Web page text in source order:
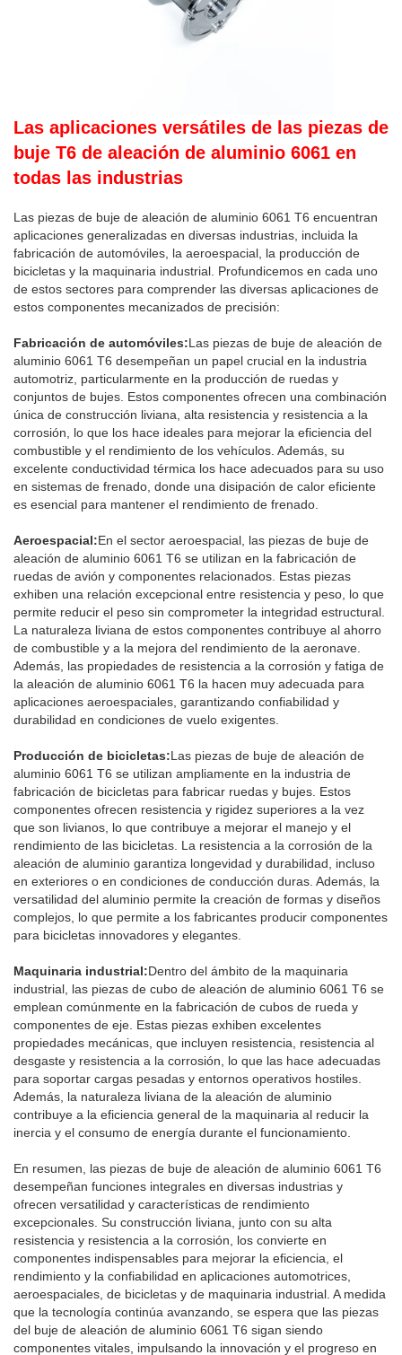
Las aplicaciones versátiles de las piezas de
buje T6 de aleación de aluminio 6061 en
todas las industrias
Las piezas de buje de aleación de aluminio 6061 T6 encuentran
aplicaciones generalizadas en diversas industrias, incluida la
fabricación de automóviles, la aeroespacial, la producción de
bicicletas y la maquinaria industrial. Profundicemos en cada uno
de estos sectores para comprender las diversas aplicaciones de
estos componentes mecanizados de precisión:
Fabricación de automóviles:Las piezas de buje de aleación de
aluminio 6061 T6 desempeñan un papel crucial en la industria
automotriz, particularmente en la producción de ruedas y
conjuntos de bujes. Estos componentes ofrecen una combinación
única de construcción liviana, alta resistencia y resistencia a la
corrosión, lo que los hace ideales para mejorar la eficiencia del
combustible y el rendimiento de los vehículos. Además, su
excelente conductividad térmica los hace adecuados para su uso
en sistemas de frenado, donde una disipación de calor eficiente
es esencial para mantener el rendimiento de frenado.
Aeroespacial:En el sector aeroespacial, las piezas de buje de
aleación de aluminio 6061 T6 se utilizan en la fabricación de
ruedas de avión y componentes relacionados. Estas piezas
exhiben una relación excepcional entre resistencia y peso, lo que
permite reducir el peso sin comprometer la integridad estructural.
La naturaleza liviana de estos componentes contribuye al ahorro
de combustible y a la mejora del rendimiento de la aeronave.
Además, las propiedades de resistencia a la corrosión y fatiga de
la aleación de aluminio 6061 T6 la hacen muy adecuada para
aplicaciones aeroespaciales, garantizando confiabilidad y
durabilidad en condiciones de vuelo exigentes.
Producción de bicicletas:Las piezas de buje de aleación de
aluminio 6061 T6 se utilizan ampliamente en la industria de
fabricación de bicicletas para fabricar ruedas y bujes. Estos
componentes ofrecen resistencia y rigidez superiores a la vez
que son livianos, lo que contribuye a mejorar el manejo y el
rendimiento de las bicicletas. La resistencia a la corrosión de la
aleación de aluminio garantiza longevidad y durabilidad, incluso
en exteriores o en condiciones de conducción duras. Además, la
versatilidad del aluminio permite la creación de formas y diseños
complejos, lo que permite a los fabricantes producir componentes
para bicicletas innovadores y elegantes.
Maquinaria industrial:Dentro del ámbito de la maquinaria
industrial, las piezas de cubo de aleación de aluminio 6061 T6 se
emplean comúnmente en la fabricación de cubos de rueda y
componentes de eje. Estas piezas exhiben excelentes
propiedades mecánicas, que incluyen resistencia, resistencia al
desgaste y resistencia a la corrosión, lo que las hace adecuadas
para soportar cargas pesadas y entornos operativos hostiles.
Además, la naturaleza liviana de la aleación de aluminio
contribuye a la eficiencia general de la maquinaria al reducir la
inercia y el consumo de energía durante el funcionamiento.
En resumen, las piezas de buje de aleación de aluminio 6061 T6
desempeñan funciones integrales en diversas industrias y
ofrecen versatilidad y características de rendimiento
excepcionales. Su construcción liviana, junto con su alta
resistencia y resistencia a la corrosión, los convierte en
componentes indispensables para mejorar la eficiencia, el
rendimiento y la confiabilidad en aplicaciones automotrices,
aeroespaciales, de bicicletas y de maquinaria industrial. A medida
que la tecnología continúa avanzando, se espera que las piezas
del buje de aleación de aluminio 6061 T6 sigan siendo
componentes vitales, impulsando la innovación y el progreso en